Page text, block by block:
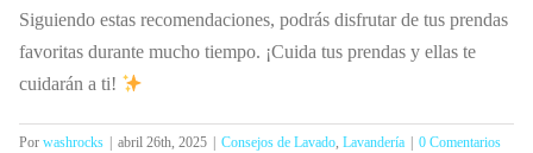
Siguiendo estas recomendaciones, podrás disfrutar de tus prendas
favoritas durante mucho tiempo. ¡Cuida tus prendas y ellas te
cuidarán a ti!
Por washrocks abril 26th, 2025 Consejos de Lavado, Lavandería 0 Comentarios